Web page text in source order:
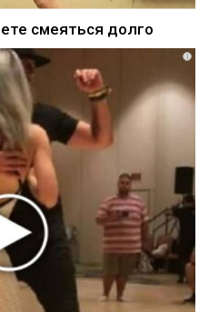
смеяться долго
i